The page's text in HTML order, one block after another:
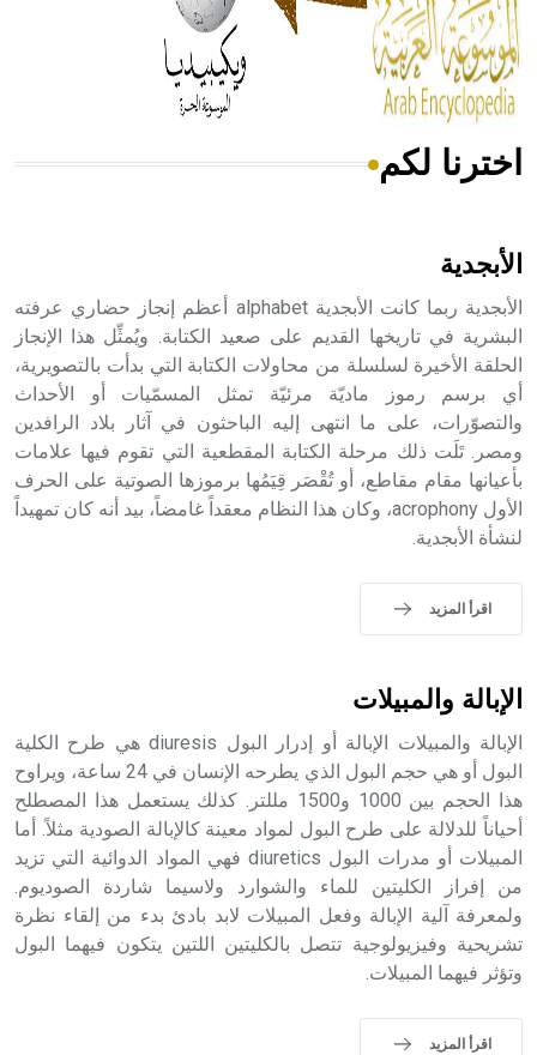
- هل تعلم أن المرجان إفراز حيواني يتكون في البحر ويتركب
من مادة كربونات الكلسيوم، وهو أحمر أو شديد الحمرة وهو
أجود أنواعه، ويمتاز بكبر الحجم ويسمى الش
هل تعلم أن الأبسيد كلمة فرنسية اللفظ تم اعتمادها مصطلحاً
- هل تعلم أن أبجر Abgar اسم معروف جيداً يعود إلى عدد من
الملوك الذين حكموا مدينة إديسا (الرها) من أبجر الأول وحتى
التاسع، وهم ينتسبون إلى أسرة أوسروين
حيث تقتصر القيمة الصوتية للعلامة الك
اخترنا لكم
الأبجدية
الأبجدية ربما كانت الأبجدية alphabet أعظم إنجاز حضاري عرفته
البشرية في تاريخها القديم على صعيد الكتابة. ويُمثِّل هذا الإنجاز
الحلقة الأخيرة لسلسلة من محاولات الكتابة التي بدأت بالتصويرية،
أي برسم رموز ماديّة مرئيّة تمثل المسمّيات أو الأحداث
والتصوّرات، على ما انتهى إليه الباحثون في آثار بلاد الرافدين
ومصر. تَلَت ذلك مرحلة الكتابة المقطعية التي تقوم فيها علامات
بأعيانها مقام مقاطع، أو تُقْصَر قِيَمُها برموزها الصوتية على الحرف
الأول acrophony، وكان هذا النظام معقداً غامضاً، بيد أنه كان تمهيداً
لنشأة الأبجدية.
اقرأ المزيد
الإبالة والمبيلات
الإبالة والمبيلات الإبالة أو إدرار البول diuresis هي طرح الكلية
البول أو هي حجم البول الذي يطرحه الإنسان في 24 ساعة، ويراوح
هذا الحجم بين 1000 و1500 مللتر. كذلك يستعمل هذا المصطلح
أحياناً للدلالة على طرح البول لمواد معينة كالإبالة الصودية مثلاً. أما
المبيلات أو مدرات البول diuretics فهي المواد الدوائية التي تزيد
من إفراز الكليتين للماء والشوارد ولاسيما شاردة الصوديوم.
ولمعرفة آلية الإبالة وفعل المبيلات لابد بادئ بدء من إلقاء نظرة
تشريحية وفيزيولوجية تتصل بالكليتين اللتين يتكون فيهما البول
وتؤثر فيهما المبيلات.
اقرأ المزيد